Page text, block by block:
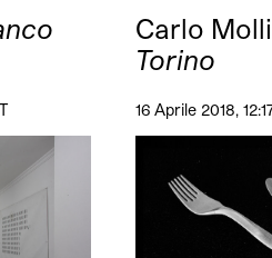
Carlo
Torino
16 Aprile 2018,